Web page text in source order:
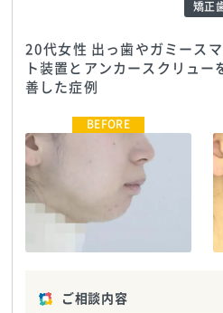
矯正
20代女性 出っ歯やガミース
ト装置とアンカースクリュー
善した症例
医療法人NATURALEE_さわだデ
ンタルクリニック
ご相談内容